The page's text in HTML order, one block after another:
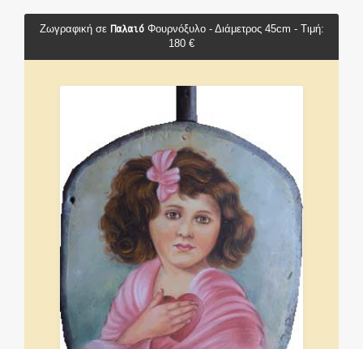
Ζωγραφική σε ΠαλαιόΦουρνόξυλο - Διάμετρος 45cm - Τιμή:
180 €